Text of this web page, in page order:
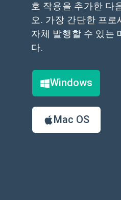
호 작용을 추가한 다
오. 가장 간단한 프
자체 발행할 수 있는
다.
Windows
Mac OS